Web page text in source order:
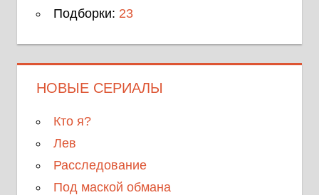
Подборки: 23
НОВЫЕ СЕРИАЛЫ
Кто я?
Лев
Расследование
Под маской обмана